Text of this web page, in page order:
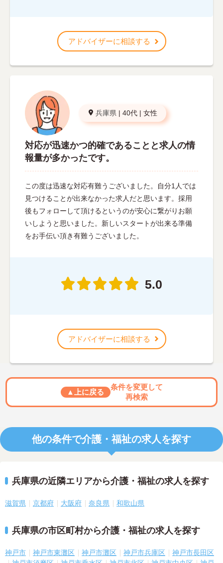
アドバイザーに相談する
兵庫県 | 40代 | 女性
対応が迅速かつ的確であることと求人の情
報量が多かったです。
この度は迅速な対応有難うございました。自分1人では
見つけることが出来なかった求人だと思います。採用
後もフォローして頂けるというのが安心に繋がりお願
いしようと思いました。新しいスタートが出来る準備
をお手伝い頂き有難うございました。
5.0
アドバイザーに相談する
▲上に戻る
条件を変更して
再検索
他の条件で介護・福祉の求人を探す
兵庫県の近隣エリアから介護・福祉の求人を探す
滋賀県 京都府 大阪府 奈良県 和歌山県
兵庫県の市区町村から介護・福祉の求人を探す
神戸市 神戸市東灘区 神戸市灘区 神戸市兵庫区
神戸市長田区